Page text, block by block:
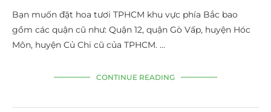
Bạn muốn đặt hoa tươi TPHCM khu vực phía Bắc bao
gồm các quận cũ như: Quận 12, quận Gò Vấp, huyện Hóc
Môn, huyện Củ Chi cũ của TPHCM. …
CONTINUE READING